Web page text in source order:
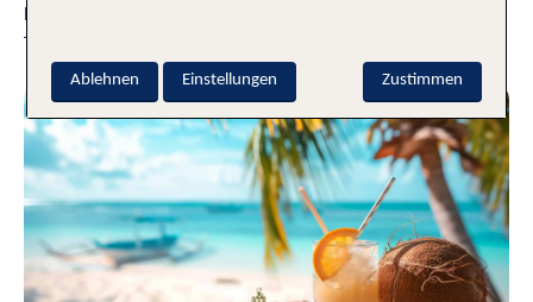
helfen, haben wir eine Auswahl der Top-Reiseziele und
Trends für dich zusammengestellt.
Zustimmen
Ablehnen Einstellungen